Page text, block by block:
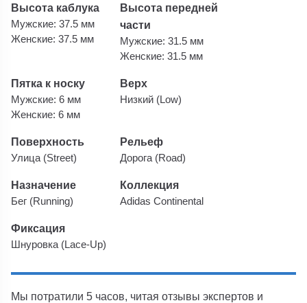
Высота каблука
Мужские: 37.5 мм
Женские: 37.5 мм
Высота передней
части
Мужские: 31.5 мм
Женские: 31.5 мм
Пятка к носку
Мужские: 6 мм
Женские: 6 мм
Верх
Низкий (Low)
Поверхность
Улица (Street)
Рельеф
Дорога (Road)
Назначение
Бег (Running)
Коллекция
Adidas Continental
Фиксация
Шнуровка (Lace-Up)
Мы потратили 5 часов, читая отзывы экспертов и